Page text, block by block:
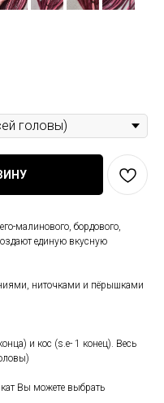
малинового, бордового,
единую вкусную
ниточками и пёрышками
и кос (s.e- 1 конец). Весь
Вы можете выбрать